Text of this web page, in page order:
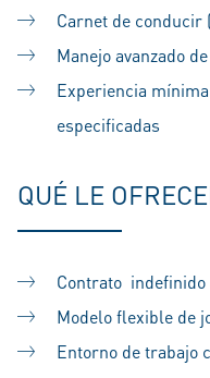
Carnet de conducir
Manejo avanzado
Experiencia m
especificadas
QUÉ LE
Contrato
Modelo flexible de
Entorno de trabajo